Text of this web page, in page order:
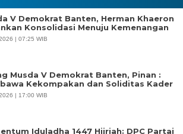
V Demokrat Banten, Herman Khaeron
Konsolidasi Menuju Kemenangan
| 07:25 WIB
Musda V Demokrat Banten, Pinan :
Kekompakan dan Soliditas Kader
| 17:00 WIB
Iduladha 1447 Hijriah: DPC Partai